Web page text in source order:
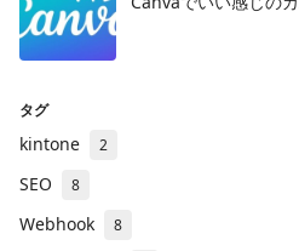
タグ
kintone 2
SEO 8
Webhook 8